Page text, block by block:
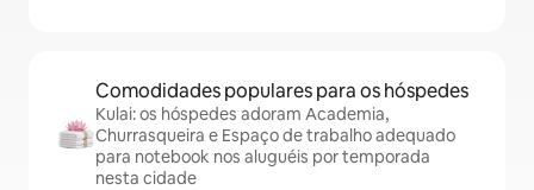
Comodidades populares para os hóspedes
Kulai: os hóspedes adoram Academia,
Churrasqueira e Espaço de trabalho adequado
para notebook nos aluguéis por temporada
nesta cidade